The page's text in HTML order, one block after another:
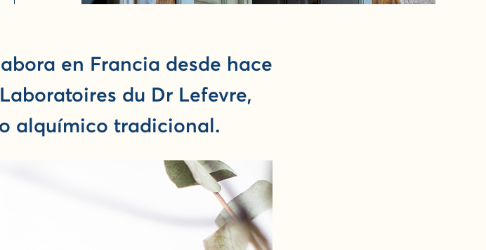
en Francia desde hace
du Dr Lefevre,
alquímico tradicional.